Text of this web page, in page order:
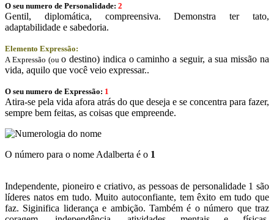
O seu numero de Personalidade: 2
Gentil, diplomática, compreensiva. Demonstra ter tato,
adaptabilidade e sabedoria.
Elemento Expressão:
A Expressão (ouo destino) indica o caminho a seguir, a sua missão na
vida, aquilo que você veio expressar..
O seu numero de Expressão: 1
Atira-se pela vida afora atrás do que deseja e se concentra para fazer,
sempre bem feitas, as coisas que empreende.
O número para o nome Adalberta é o 1
Independente, pioneiro e criativo, as pessoas de personalidade 1 são
líderes natos em tudo. Muito autoconfiante, tem êxito em tudo que
faz. Siginifica liderança e ambição. Também é o número que traz